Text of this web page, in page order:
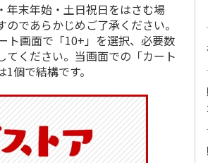
末年始・土日祝日をはさむ場
であらかじめご了承ください。
ト画面で「10+」を選択、必要数
ください。当画面での「カート
個で結構です。